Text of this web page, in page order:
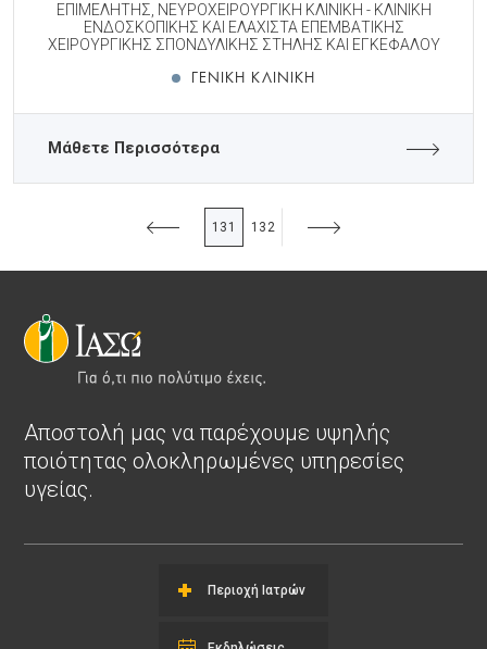
ΕΠΙΜΕΛΗΤΗΣ, ΝΕΥΡΟΧΕΙΡΟΥΡΓΙΚΗ ΚΛΙΝΙΚΗ - ΚΛΙΝΙΚΗ
ΕΝΔΟΣΚΟΠΙΚΗΣ ΚΑΙ ΕΛΑΧΙΣΤΑ ΕΠΕΜΒΑΤΙΚΗΣ
ΧΕΙΡΟΥΡΓΙΚΗΣ ΣΠΟΝΔΥΛΙΚΗΣ ΣΤΗΛΗΣ ΚΑΙ ΕΓΚΕΦΑΛΟΥ
ΓΕΝΙΚΉ ΚΛΙΝΙΚΉ
Μάθετε Περισσότερα
131 132
Αποστολή μας να παρέχουμε υψηλής
ποιότητας ολοκληρωμένες υπηρεσίες
υγείας.
Περιοχή Ιατρών